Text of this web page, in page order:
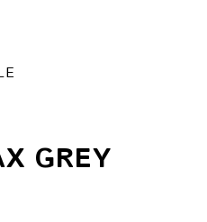
GREY